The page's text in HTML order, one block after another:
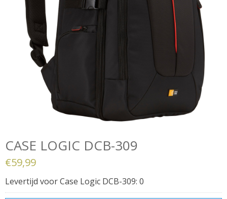
CASE LOGIC DCB-309
€59,99
Levertijd voor Case Logic DCB-309: 0